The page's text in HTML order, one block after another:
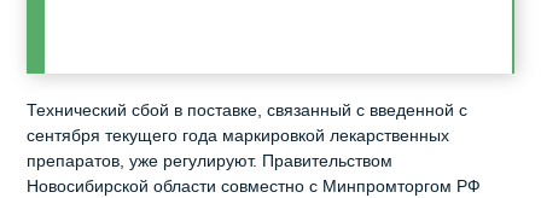
Технический сбой в поставке, связанный с введенной с
сентября текущего года маркировкой лекарственных
препаратов, уже регулируют. Правительством
Новосибирской области совместно с Минпромторгом РФ